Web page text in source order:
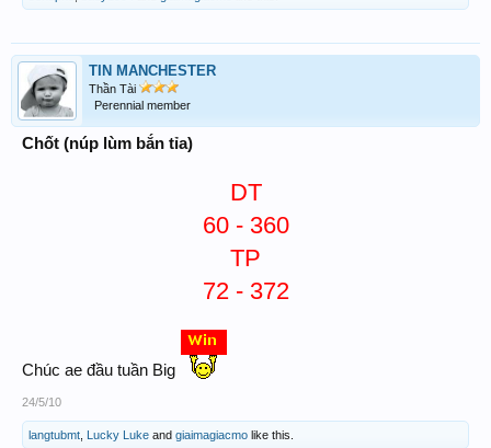
TIN MANCHESTER
Thần Tài
Perennial member
Chốt (núp lùm bắn tỉa)
DT
60 - 360
TP
72 - 372
Chúc ae đầu tuần Big
24/5/10
langtubmt Lucky Luke and giaimagiacmo like this.